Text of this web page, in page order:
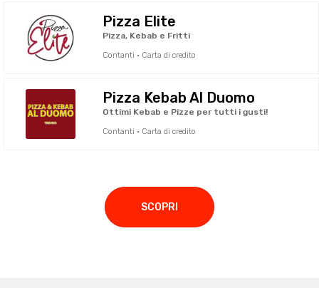
Pizza Elite
Pizza, Kebab e Fritti
Contanti · Carta di credito
Pizza Kebab Al Duomo
Ottimi Kebab e Pizze per tutti i gusti!
Contanti · Carta di credito
SCOPRI